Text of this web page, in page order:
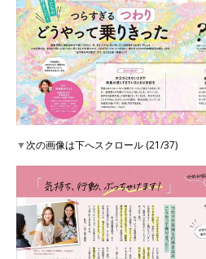
▼次の画像は下へスクロール (21/37)